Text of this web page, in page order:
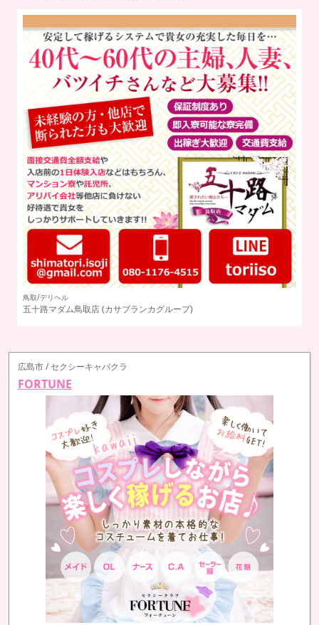
鳥取/デリヘル
五十路マダム鳥取店(カサブランカグループ)
広島市 / セクシーキャバクラ
FORTUNE